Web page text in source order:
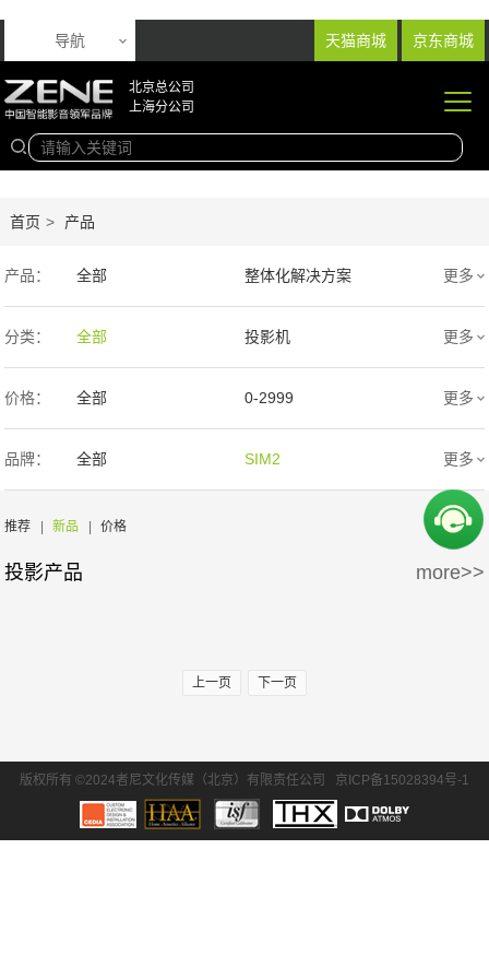
天猫商城 京东商城
导航
北京总公司
上海分公司
首页 > 产品
产品： 全部 整体化解决方案
音响产品 投影产品
专业扩声音箱 幕布产品
声学产品 智能产品
周边产品
更多
分类： 全部 投影机 更多
价格： 全部 0-2999
3000-9999 1万-5万
5万-15万
30万-50万
更多
品牌： 全部 SIM2
SONY/索尼
BENQ/明基
更多
推荐 | 新品 | 价格
投影产品 more>>
上一页 下一页
版权所有 ©2024者尼文化传媒（北京）有限责任公司 京ICP备15028394号-1